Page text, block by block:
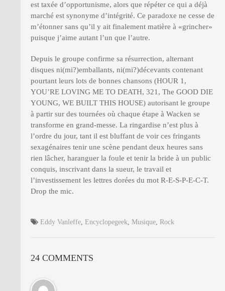
est taxée d’opportunisme, alors que répéter ce qui a déjà
marché est synonyme d’intégrité. Ce paradoxe ne cesse de
m’étonner sans qu’il y ait finalement matière à «grincher»
puisque j’aime autant l’un que l’autre.
Depuis le groupe confirme sa résurrection, alternant
disques ni(mi?)emballants, ni(mi?)décevants contenant
pourtant leurs lots de bonnes chansons (HOUR 1,
YOU’RE LOVING ME TO DEATH, 321, The GOOD DIE
YOUNG, WE BUILT THIS HOUSE) autorisant le groupe
à partir sur des tournées où chaque étape à Wacken se
transforme en grand-messe. La ringardise n’est plus à
l’ordre du jour, tant il est bluffant de voir ces fringants
sexagénaires tenir une scène pendant deux heures sans
rien lâcher, haranguer la foule et tenir la bride à un public
conquis, inscrivant dans la sueur, le travail et
l’investissement les lettres dorées du mot R-E-S-P-E-C-T.
Drop the mic.
Eddy Vanleffe, Encyclopegeek, Musique, Rock
24 COMMENTS